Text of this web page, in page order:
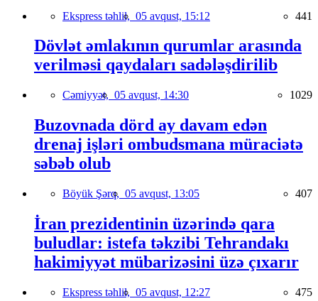
Ekspress təhlil, 05 avqust, 15:12 441
Dövlət əmlakının qurumlar arasında
verilməsi qaydaları sadələşdirilib
Cəmiyyət, 05 avqust, 14:30 1029
Buzovnada dörd ay davam edən
drenaj işləri ombudsmana müraciətə
səbəb olub
Böyük Şərq, 05 avqust, 13:05 407
İran prezidentinin üzərində qara
buludlar: istefa təkzibi Tehrandakı
hakimiyyət mübarizəsini üzə çıxarır
Ekspress təhlil, 05 avqust, 12:27 475